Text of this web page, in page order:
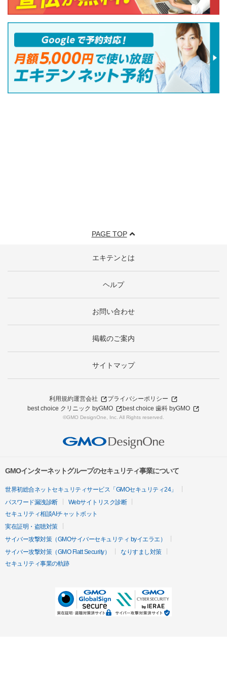
PAGE TOP
エキテンとは
ヘルプ
お問い合わせ
掲載のご案内
サイトマップ
利用規約運営会社
プライバシーポリシー
best choice クリニック byGMO
best choice 歯科 byGMO
©GMO DesignOne, Inc. All Rights reserved.
GMOインターネットグループのセキュリティ事業について
世界初総合ネットセキュリティサービス「GMOセキュリティ24」
パスワード漏洩診断
Webサイトリスク診断
セキュリティ相談AIチャットボット
実在証明・盗聴対策
サイバー攻撃対策（GMOサイバーセキュリティ byイエラエ）
サイバー攻撃対策（GMO Flatt Security）
なりすまし対策
セキュリティ事業の軌跡